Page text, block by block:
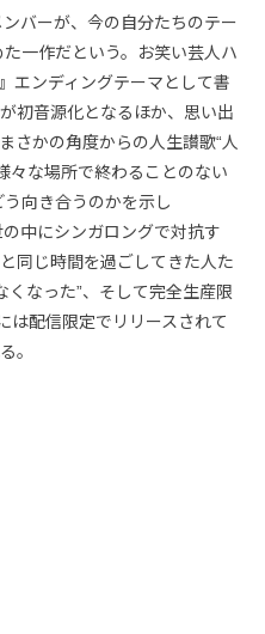
バーが、今の自分たちのテー
一作だという。お笑い芸人ハ
エンディングテーマとして書
初音源化となるほか、思い出
さかの角度からの人生讃歌“人
々な場所で終わることのない
向き合うのかを示し
中にシンガロングで対抗す
同じ時間を過ごしてきた人た
くなった”、そして完全生産限
は配信限定でリリースされて
。